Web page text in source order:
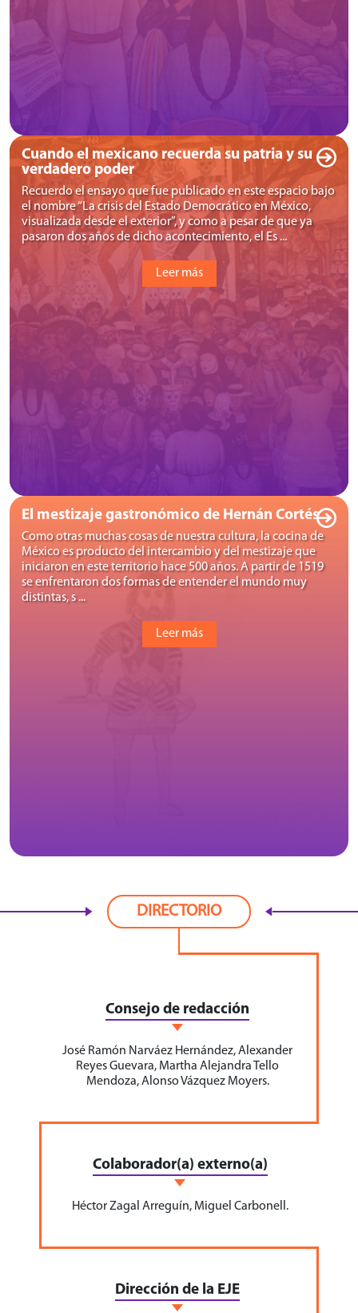
Cuando el mexicano recuerda su patria y su
verdadero poder
Recuerdo el ensayo que fue publicado en este espacio bajo
el nombre “La crisis del Estado Democrático en México,
visualizada desde el exterior”, y como a pesar de que ya
pasaron dos años de dicho acontecimiento, el Es ...
Leer más
El mestizaje gastronómico de Hernán Cortés
Como otras muchas cosas de nuestra cultura, la cocina de
México es producto del intercambio y del mestizaje que
iniciaron en este territorio hace 500 años. A partir de 1519
se enfrentaron dos formas de entender el mundo muy
distintas, s ...
Leer más
DIRECTORIO
Consejo de redacción
José Ramón Narváez Hernández, Alexander
Reyes Guevara, Martha Alejandra Tello
Mendoza, Alonso Vázquez Moyers.
Colaborador(a) externo(a)
Héctor Zagal Arreguín, Miguel Carbonell.
Dirección de la EJE